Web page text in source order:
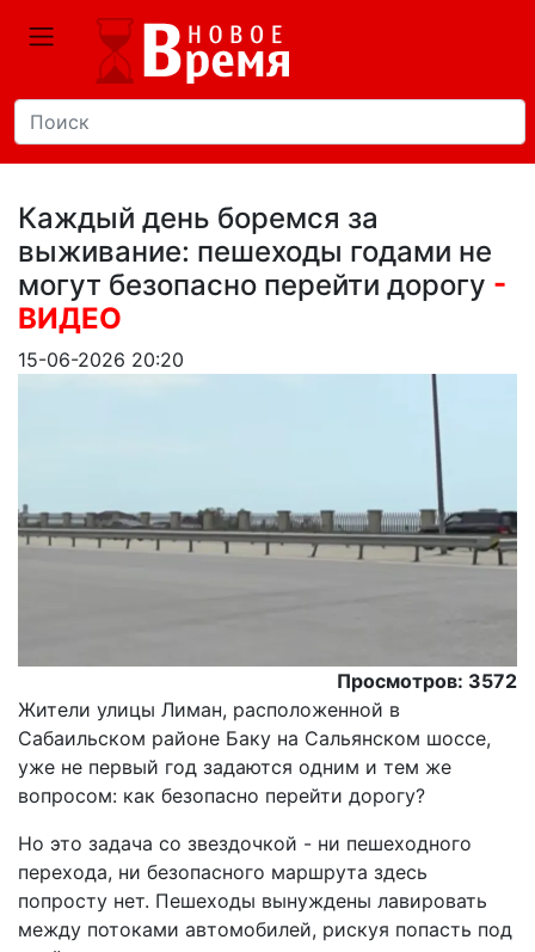
Каждый день боремся за
выживание: пешеходы годами не
могут безопасно перейти дорогу -
ВИДЕО
15-06-2026 20:20
Просмотров: 3572
Жители улицы Лиман, расположенной в
Сабаильском районе Баку на Сальянском шоссе,
уже не первый год задаются одним и тем же
вопросом: как безопасно перейти дорогу?
Но это задача со звездочкой - ни пешеходного
перехода, ни безопасного маршрута здесь
попросту нет. Пешеходы вынуждены лавировать
между потоками автомобилей, рискуя попасть под